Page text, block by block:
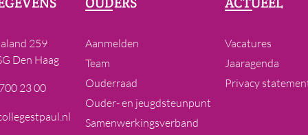
259
Den Haag
23 00
Aanmelden
Team
Ouderraad
Ouder- en jeugdsteunpunt
Samenwerkingsverband
Vacatures
Jaaragenda
Privacy